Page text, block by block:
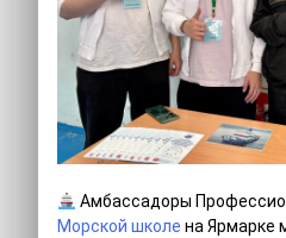
Амбассадоры
Морской школе на Ярмарке